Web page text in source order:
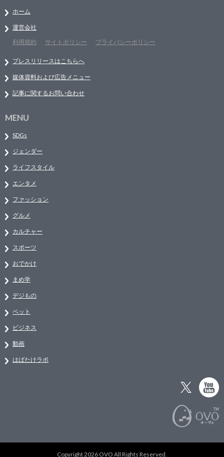
ホーム
運営会社
利用規約
サイトポリシー プライバシーポリシー
プレスリリースはこちらへ
媒体資料および広告メニュー
記事に関するお問い合わせ
MENU
SDGs
ジェンダー
ライフスタイル
エンタメ
ファッション
グルメ
カルチャー
スポーツ
おでかけ
まめ学
デジもの
ペット
ビジネス
動画
はばたけラボ
Copyright 2026 OVO All Rights Reserved.